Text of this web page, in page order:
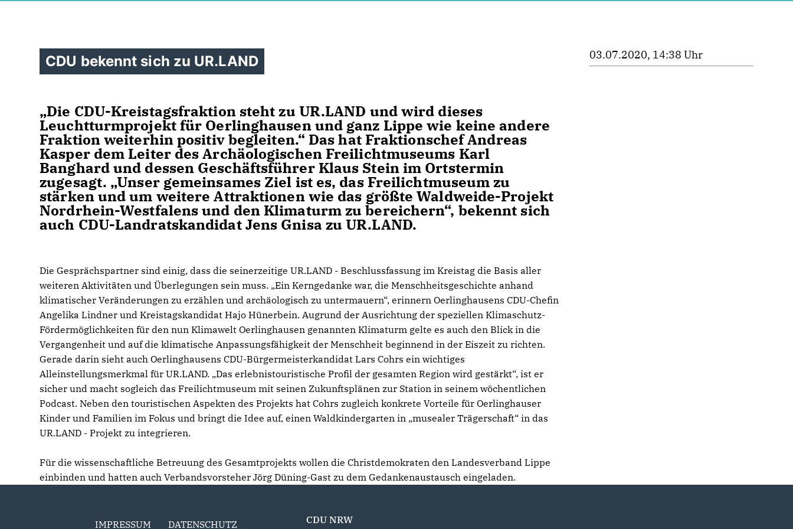
CDU bekennt sich zu UR.LAND
Die CDU-Kreistagsfraktion steht zu UR.LAND und wird dieses
Leuchtturmprojekt für Oerlinghausen und ganz Lippe wie keine andere
Fraktion weiterhin positiv begleiten.“ Das hat Fraktionschef Andreas
Kasper dem Leiter des Archäologischen Freilichtmuseums Karl
Banghard und dessen Geschäftsführer Klaus Stein im Ortstermin
zugesagt. „Unser gemeinsames Ziel ist es, das Freilichtmuseum zu
stärken und um weitere Attraktionen wie das größte Waldweide-Projekt
Nordrhein-Westfalens und den Klimaturm zu bereichern“, bekennt sich
auch CDU-Landratskandidat Jens Gnisa zu UR.LAND.
Die Gesprächspartner sind einig, dass die seinerzeitige UR.LAND - Beschlussfassung im Kreistag die Basis aller
weiteren Aktivitäten und Überlegungen sein muss. „Ein Kerngedanke war, die Menschheitsgeschichte anhand
klimatischer Veränderungen zu erzählen und archäologisch zu untermauern“, erinnern Oerlinghausens CDU-Chefin
Angelika Lindner und Kreistagskandidat Hajo Hünerbein. Augrund der Ausrichtung der speziellen Klimaschutz-
Fördermöglichkeiten für den nun Klimawelt Oerlinghausen genannten Klimaturm gelte es auch den Blick in die
Vergangenheit und auf die klimatische Anpassungsfähigkeit der Menschheit beginnend in der Eiszeit zu richten.
Gerade darin sieht auch Oerlinghausens CDU-Bürgermeisterkandidat Lars Cohrs ein wichtiges
Alleinstellungsmerkmal für UR.LAND. „Das erlebnistouristische Profil der gesamten Region wird gestärkt“, ist er
sicher und macht sogleich das Freilichtmuseum mit seinen Zukunftsplänen zur Station in seinem wöchentlichen
Podcast. Neben den touristischen Aspekten des Projekts hat Cohrs zugleich konkrete Vorteile für Oerlinghauser
Kinder und Familien im Fokus und bringt die Idee auf, einen Waldkindergarten in „musealer Trägerschaft“ in das
UR.LAND - Projekt zu integrieren.
Für die wissenschaftliche Betreuung des Gesamtprojekts wollen die Christdemokraten den Landesverband Lippe
einbinden und hatten auch Verbandsvorsteher Jörg Düning-Gast zu dem Gedankenaustausch eingeladen.
03.07.2020, 14:38 Uhr
IMPRESSUM DATENSCHUTZ CDU NRW